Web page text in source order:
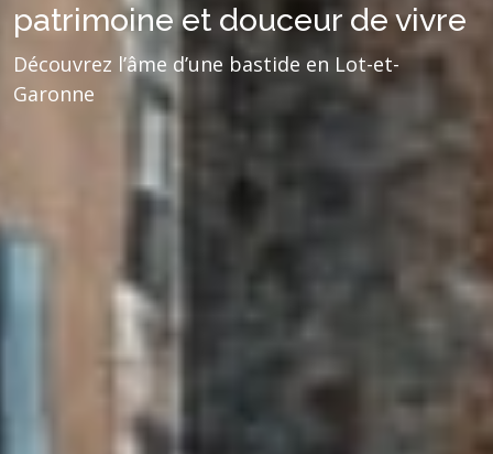
patrimoine et douceur de vivre
Découvrez l’âme d’une bastide en Lot-et-
Garonne